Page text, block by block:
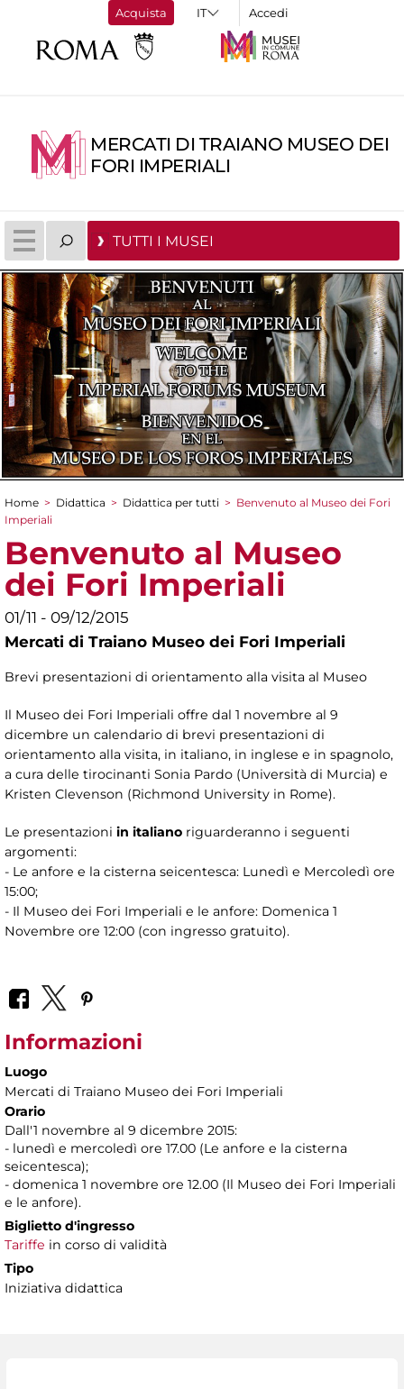
Acquista Accedi
MERCATI DI TRAIANO MUSEO DEI
FORI IMPERIALI
TUTTI I MUSEI
Tu sei qui
Home > Didattica > Didattica per tutti > Benvenuto al Museo dei Fori
Imperiali
Benvenuto al Museo
dei Fori Imperiali
01/11 - 09/12/2015
Mercati di Traiano Museo dei Fori Imperiali
Brevi presentazioni di orientamento alla visita al Museo
Il Museo dei Fori Imperiali offre dal 1 novembre al 9
dicembre un calendario di brevi presentazioni di
orientamento alla visita, in italiano, in inglese e in spagnolo,
a cura delle tirocinanti Sonia Pardo (Università di Murcia) e
Kristen Clevenson (Richmond University in Rome).
Le presentazioni in italiano riguarderanno i seguenti
argomenti:
- Le anfore e la cisterna seicentesca: Lunedì e Mercoledì ore
15:00;
- Il Museo dei Fori Imperiali e le anfore: Domenica 1
Novembre ore 12:00 (con ingresso gratuito).
Informazioni
Luogo
Mercati di Traiano Museo dei Fori Imperiali
Orario
Dall'1 novembre al 9 dicembre 2015:
- lunedì e mercoledì ore 17.00 (Le anfore e la cisterna
seicentesca);
- domenica 1 novembre ore 12.00 (Il Museo dei Fori Imperiali
e le anfore).
Biglietto d'ingresso
Tariffe in corso di validità
Tipo
Iniziativa didattica